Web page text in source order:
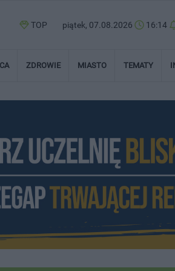
TOP piątek, 07.08.2026 16:14
ZDROWIE MIASTO TEMATY